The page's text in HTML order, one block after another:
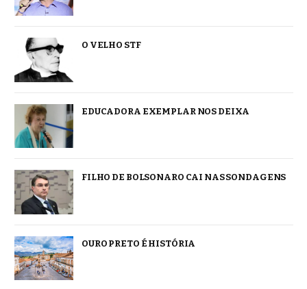
O VELHO STF
EDUCADORA EXEMPLAR NOS DEIXA
FILHO DE BOLSONARO CAI NAS SONDAGENS
OURO PRETO É HISTÓRIA